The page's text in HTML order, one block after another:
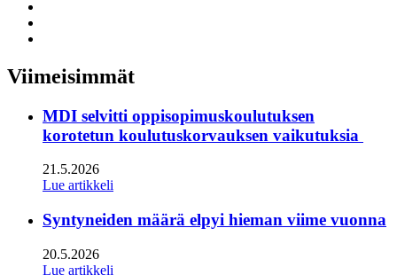
twitter
Viimeisimmät
MDI selvitti oppisopimuskoulutuksen
korotetun koulutuskorvauksen vaikutuksia
21.5.2026
Lue artikkeli
Syntyneiden määrä elpyi hieman viime vuonna
20.5.2026
Lue artikkeli